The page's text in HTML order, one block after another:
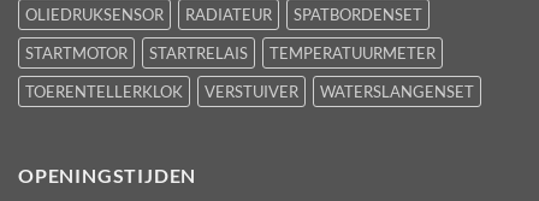
OLIEDRUKSENSOR
RADIATEUR
SPATBORDENSET
STARTMOTOR
STARTRELAIS
TEMPERATUURMETER
TOERENTELLERKLOK
VERSTUIVER WATERSLANGENSET
OPENINGSTIJDEN